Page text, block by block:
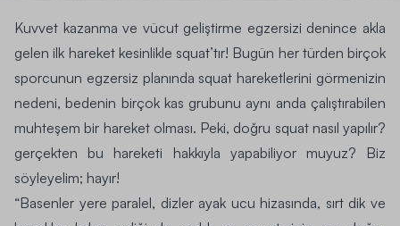
Kuvvet kazanma ve vücut geliştirme egzersizi denince akla
gelen ilk hareket kesinlikle squat’tır! Bugün her türden birçok
sporcunun egzersiz planında squat hareketlerini görmenizin
nedeni, bedenin birçok kas grubunu aynı anda çalıştırabilen
muhteşem bir hareket olması. Peki, doğru squat nasıl yapılır?
gerçekten bu hareketi hakkıyla yapabiliyor muyuz? Biz
söyleyelim; hayır!
“Basenler yere paralel, dizler ayak ucu hizasında, sırt dik ve